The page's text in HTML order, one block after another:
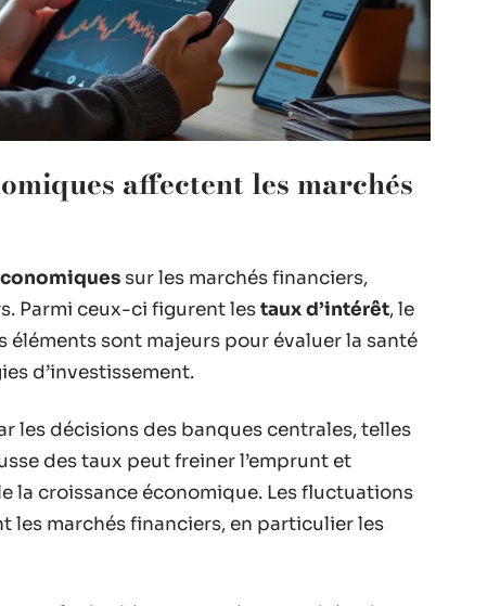
affectent les marchés
sur les marchés financiers,
Parmi ceux-ci figurent lestaux d’intérêt, le
éléments sont majeurs pour évaluer la santé
d’investissement.
les décisions des banques centrales, telles
des taux peut freiner l’emprunt et
la croissance économique. Les fluctuations
les marchés financiers, en particulier les